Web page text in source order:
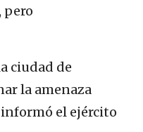
pero
ciudad de
la amenaza
el ejército